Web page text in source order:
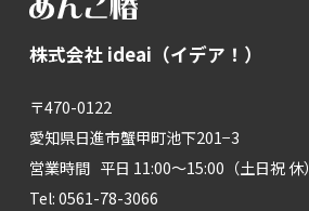
株式会社 ideai（イデア！）
〒470-0122
愛知県日進市蟹甲町池下201−3
営業時間 平日 11:00～15:00（土日祝 休）
Tel: 0561-78-3066